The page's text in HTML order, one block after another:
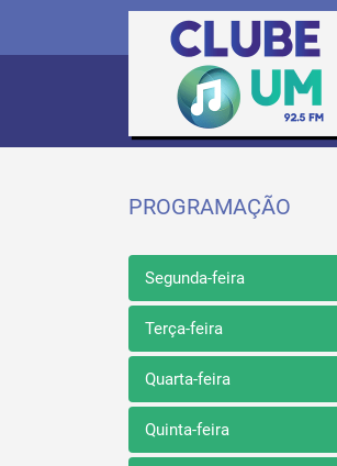
PROGRAMAÇÃO
Segunda-feira
Terça-feira
Quarta-feira
Quinta-feira